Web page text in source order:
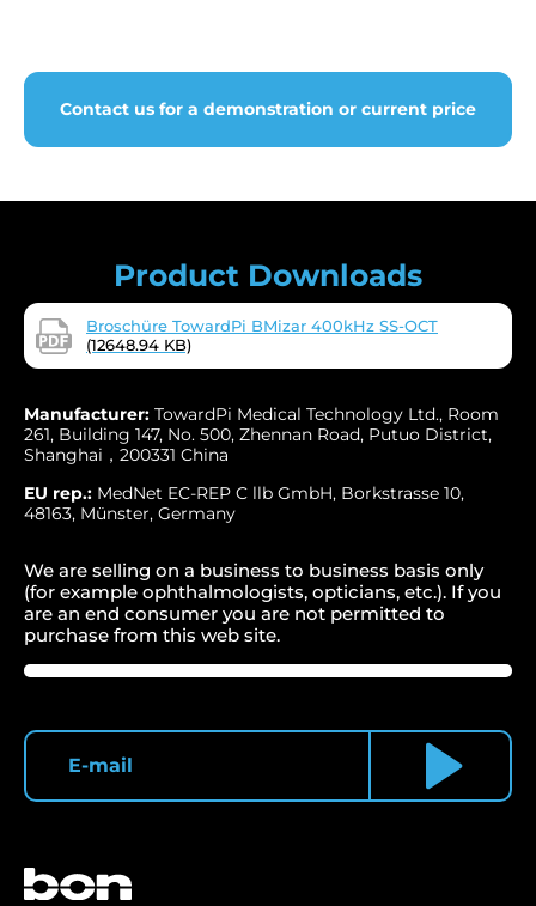
Contact us for a demonstration or current price
Product Downloads
Broschüre TowardPi BMizar 400kHz SS-OCT
(12648.94 KB)
Manufacturer: TowardPi Medical Technology Ltd., Room
261, Building 147, No. 500, Zhennan Road, Putuo District,
Shanghai，200331 China
EU rep.: MedNet EC-REP C llb GmbH, Borkstrasse 10,
48163, Münster, Germany
We are selling on a business to business basis only
(for example ophthalmologists, opticians, etc.). If you
are an end consumer you are not permitted to
purchase from this web site.